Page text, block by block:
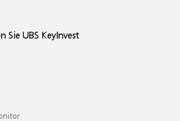
Sie UBS KeyInvest